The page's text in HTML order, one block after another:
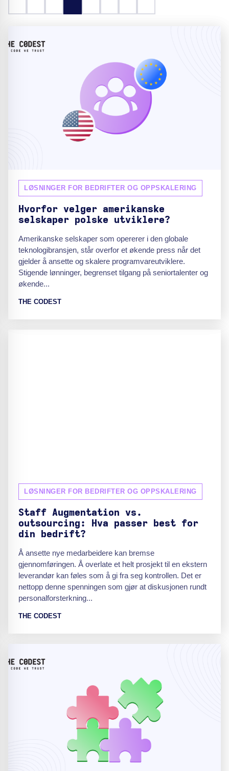
LØSNINGER FOR BEDRIFTER OG OPPSKALERING
Hvorfor velger amerikanske
selskaper polske utviklere?
Amerikanske selskaper som opererer i den globale
teknologibransjen, står overfor et økende press når det
gjelder å ansette og skalere programvareutviklere.
Stigende lønninger, begrenset tilgang på seniortalenter og
økende...
THE CODEST
LØSNINGER FOR BEDRIFTER OG OPPSKALERING
Staff Augmentation vs.
outsourcing: Hva passer best for
din bedrift?
Å ansette nye medarbeidere kan bremse
gjennomføringen. Å overlate et helt prosjekt til en ekstern
leverandør kan føles som å gi fra seg kontrollen. Det er
nettopp denne spenningen som gjør at diskusjonen rundt
personalforsterkning...
THE CODEST